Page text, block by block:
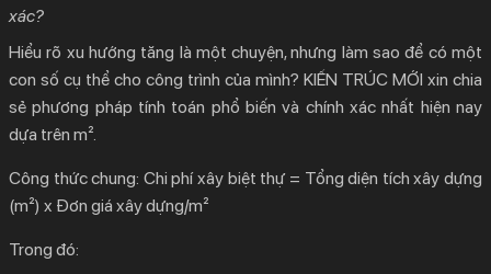
xác?
Hiểu rõ xu hướng tăng là một chuyện, nhưng làm sao để có một
con số cụ thể cho công trình của mình? KIẾN TRÚC MỚI xin chia
sẻ phương pháp tính toán phổ biến và chính xác nhất hiện nay
dựa trên m².
Công thức chung: Chi phí xây biệt thự = Tổng diện tích xây dựng
(m²) x Đơn giá xây dựng/m²
Trong đó: